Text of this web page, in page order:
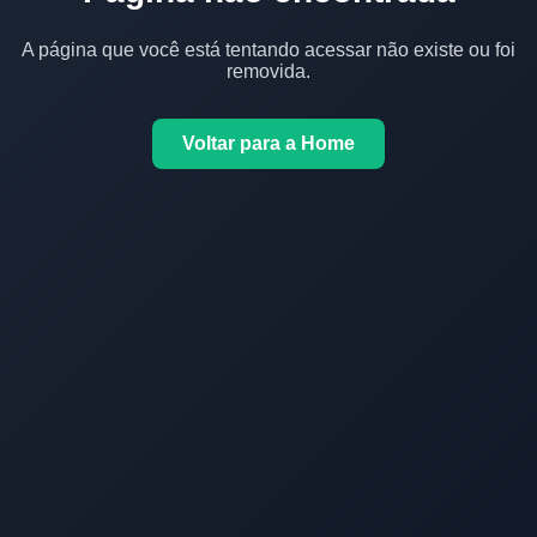
A página que você está tentando acessar não existe ou foi
removida.
Voltar para a Home